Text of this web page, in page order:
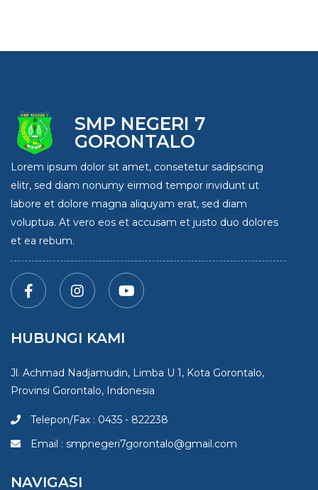
SMP NEGERI 7
GORONTALO
Lorem ipsum dolor sit amet, consetetur sadipscing
elitr, sed diam nonumy eirmod tempor invidunt ut
labore et dolore magna aliquyam erat, sed diam
voluptua. At vero eos et accusam et justo duo dolores
et ea rebum.
HUBUNGI KAMI
Jl. Achmad Nadjamudin, Limba U 1, Kota Gorontalo,
Provinsi Gorontalo, Indonesia
Telepon/Fax : 0435 - 822238
Email : smpnegeri7gorontalo@gmail.com
NAVIGASI